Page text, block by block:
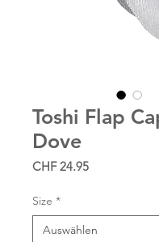
Toshi Flap
Dove
CHF 24.95Preis
Size *